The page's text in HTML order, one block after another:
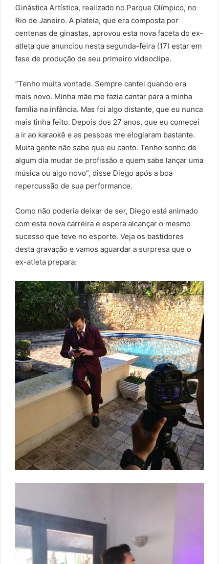
Ginástica Artística, realizado no Parque Olímpico, no
Rio de Janeiro. A plateia, que era composta por
centenas de ginastas, aprovou esta nova faceta do ex-
atleta que anunciou nesta segunda-feira (17) estar em
fase de produção de seu primeiro videoclipe.
“Tenho muita vontade. Sempre cantei quando era
mais novo. Minha mãe me fazia cantar para a minha
família na infância. Mas foi algo distante, que eu nunca
mais tinha feito. Depois dos 27 anos, que eu comecei
a ir ao karaokê e as pessoas me elogiaram bastante.
Muita gente não sabe que eu canto. Tenho sonho de
algum dia mudar de profissão e quem sabe lançar uma
música ou algo novo”, disse Diego após a boa
repercussão de sua performance.
Como não poderia deixar de ser, Diego está animado
com esta nova carreira e espera alcançar o mesmo
sucesso que teve no esporte. Veja os bastidores
desta gravação e vamos aguardar a surpresa que o
ex-atleta prepara: